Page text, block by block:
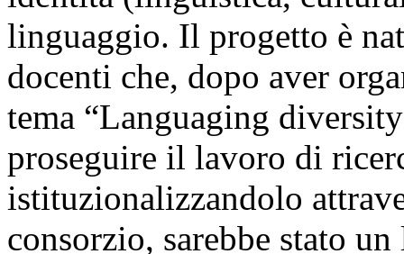
linguaggio. Il progetto è
docenti che, dopo aver
tema “Languaging
proseguire il lavoro di
istituzionalizzandolo
consorzio, sarebbe stato